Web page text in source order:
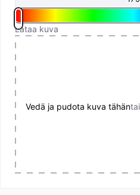
Lataa kuva
Vedä ja pudota kuva tähäntai